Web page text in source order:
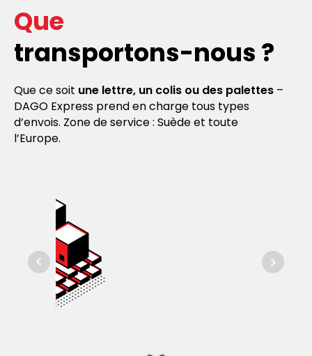
Que
transportons-nous ?
Que ce soit une lettre, un colis ou des palettes –
DAGO Express prend en charge tous types
d’envois. Zone de service : Suède et toute
l’Europe.